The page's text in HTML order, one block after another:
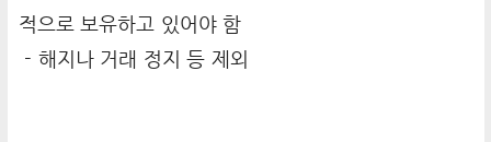
적으로 보유하고 있어야 함
- 해지나 거래 정지 등 제외